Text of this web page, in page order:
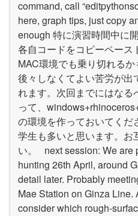
command, call
here, graph tips, just copy
enough 特に演習時間中に
各自コードをコピーペース
MAC環境でも乗り切れる
後々しなくてよい苦労が出
れます。次回までにはな
って、
の環境を作っておいてくだ
学生も多いと思います。お
い。 next session: We are
hunting 26th April, around
detail later. Probably
Mae Station on Ginza
consider which rough-